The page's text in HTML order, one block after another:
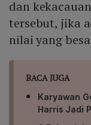
dan
tersebut, jika
nilai yang
BACA JUGA
Karyawan
Harris Jadi